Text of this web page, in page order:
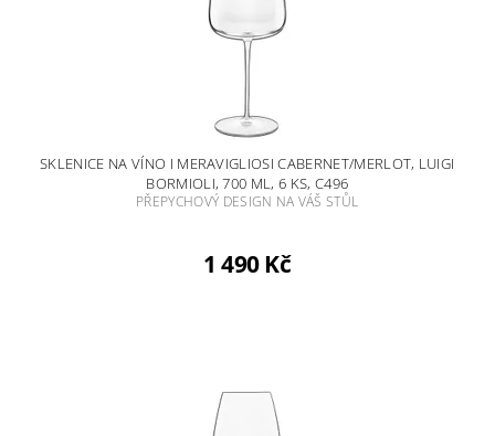
SKLENICE NA VÍNO I MERAVIGLIOSI CABERNET/MERLOT, LUIGI
BORMIOLI, 700 ML, 6 KS, C496
PŘEPYCHOVÝ DESIGN NA VÁŠ STŮL
1 490 Kč